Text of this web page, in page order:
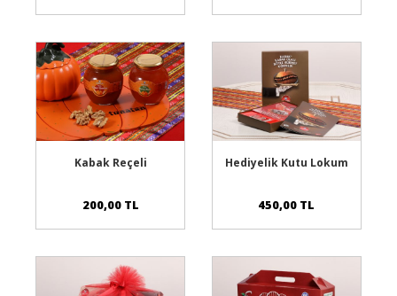
Sepete Ekle
Kabak Reçeli
200,00 TL
Sepete Ekle
Hediyelik Kutu Lokum
450,00 TL